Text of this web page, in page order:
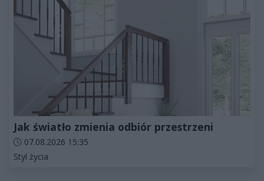
Jak światło zmienia odbiór przestrzeni
Data dodania artykułu:
07.08.2026 15:35
Kategorie artykułu:
Styl życia